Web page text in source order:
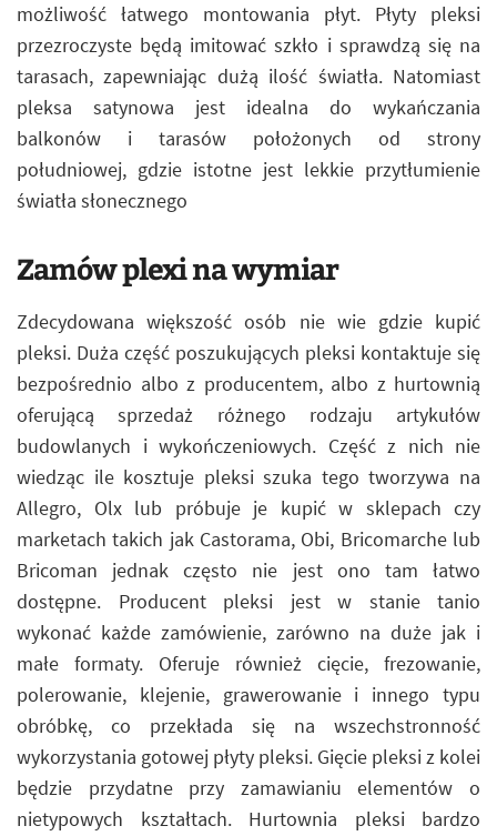
możliwość łatwego montowania płyt. Płyty pleksi
przezroczyste będą imitować szkło i sprawdzą się na
tarasach, zapewniając dużą ilość światła. Natomiast
pleksa satynowa jest idealna do wykańczania
balkonów i tarasów położonych od strony
południowej, gdzie istotne jest lekkie przytłumienie
światła słonecznego
Zamów plexi na wymiar
Zdecydowana większość osób nie wie gdzie kupić
pleksi. Duża część poszukujących pleksi kontaktuje się
bezpośrednio albo z producentem, albo z hurtownią
oferującą sprzedaż różnego rodzaju artykułów
budowlanych i wykończeniowych. Część z nich nie
wiedząc ile kosztuje pleksi szuka tego tworzywa na
Allegro, Olx lub próbuje je kupić w sklepach czy
marketach takich jak Castorama, Obi, Bricomarche lub
Bricoman jednak często nie jest ono tam łatwo
dostępne. Producent pleksi jest w stanie tanio
wykonać każde zamówienie, zarówno na duże jak i
małe formaty. Oferuje również cięcie, frezowanie,
polerowanie, klejenie, grawerowanie i innego typu
obróbkę, co przekłada się na wszechstronność
wykorzystania gotowej płyty pleksi. Gięcie pleksi z kolei
będzie przydatne przy zamawianiu elementów o
nietypowych kształtach. Hurtownia pleksi bardzo